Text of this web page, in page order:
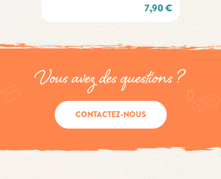
Prix
7,90 €
Vous avez des questions ?
CONTACTEZ-NOUS